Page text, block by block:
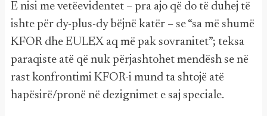
E nisi me vetëevidentet – pra ajo që do të duhej të
ishte për dy-plus-dy bëjnë katër – se “sa më shumë
KFOR dhe EULEX aq më pak sovranitet”; teksa
paraqiste atë që nuk përjashtohet mendësh se në
rast konfrontimi KFOR-i mund ta shtojë atë
hapësirë/pronë në dezignimet e saj speciale.